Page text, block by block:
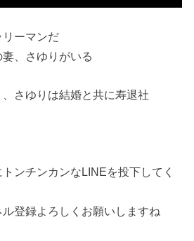
ーマンだ
、さゆりがいる
さゆりは結婚と共に寿退社
ンチンカンなLINEを投下してく
登録よろしくお願いしますね